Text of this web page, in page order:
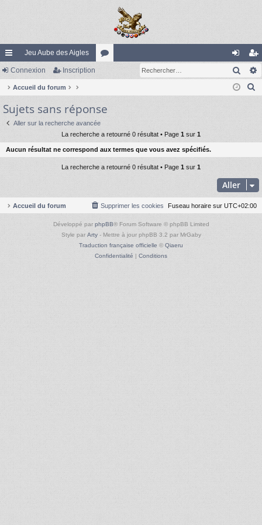
ac
co
ur
ci
s
Jeu Aube des Aigles
m
on
ne
ns
cri
Connexion Inscription
Accueil du forum
h
e
r
Sujets sans réponse
Aller sur la recherche avancée
La recherche a retourné 0 résultat • Page 1 sur 1
Aucun résultat ne correspond aux termes que vous avez spécifiés.
La recherche a retourné 0 résultat • Page 1 sur 1
Aller
Accueil du forum Fuseau horaire sur UTC+02:00
Supprimer les cookies
Développé par phpBB® Forum Software © phpBB Limited
Style par Arty- Mettre à jour phpBB 3.2 par MrGaby
Traduction française officielle © Qiaeru
Confidentialité | Conditions